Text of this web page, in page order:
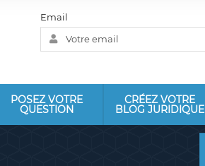
Email
POSEZ VOTRE
QUESTION
CRÉEZ VOTRE
BLOG JURIDIQUE